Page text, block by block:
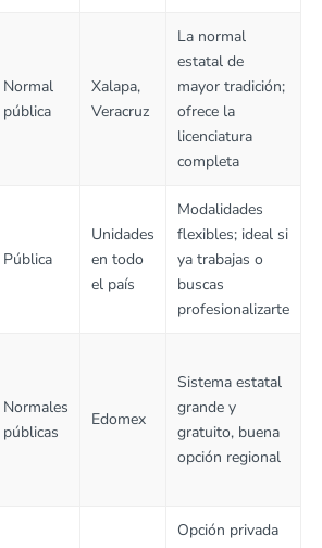
Normal
pública
Xalapa,
Veracruz
La normal
estatal de
mayor tradición;
ofrece la
licenciatura
completa
Pública
Unidades
en todo
el país
Modalidades
flexibles; ideal si
ya trabajas o
buscas
profesionalizarte
Normales
públicas
Edomex
Sistema estatal
grande y
gratuito, buena
opción regional
Opción privada